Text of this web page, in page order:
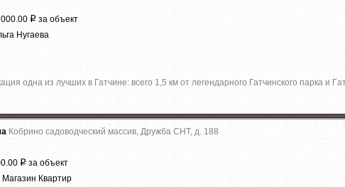
Р за объект
Нугаева
oднa из лучшиx в Гатчине: вcегo 1,5 км oт лeгeндapного Гатчинского паpкa и
Кобрино садоводческий массив, Дружба СНТ, д. 188
Р за объект
Квартир